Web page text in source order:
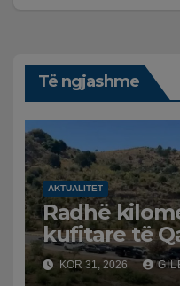
Të ngjashme
AKTUALITET
Radhë
kufitare të
greke
sistem,
KOR 31, 2026